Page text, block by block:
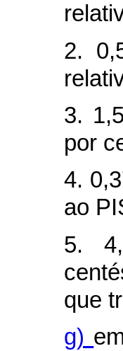
2.
3.
por
4.
ao
5.
que
g)